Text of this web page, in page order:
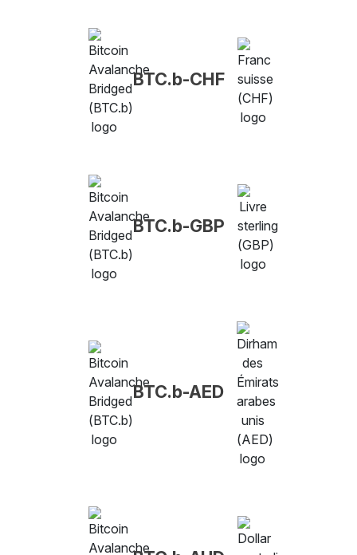
BTC.b-CHF
BTC.b-GBP
BTC.b-AED